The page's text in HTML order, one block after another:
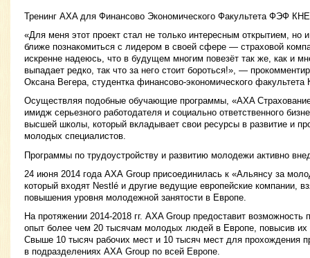
Тренинг AXA для Финансово Экономического Факультета ФЭФ
«Для меня этот проект стал не только интересным открытием, но
ближе познакомиться с лидером в своей сфере — страховой
искренне надеюсь, что в будущем многим повезёт так же, как и
выпадает редко, так что за него стоит бороться!», —
Оксана Вегера, студентка финансово-экономического факультета
Осуществляя подобные обучающие программы, «AXA
имидж серьезного работодателя и социально ответственного
высшей школы, который вкладывает свои ресурсы в развитие и
молодых специалистов.
Программы по трудоустройству и развитию молодежи активно
24 июня 2014 года АХА Group присоединилась к «Альянсу за
который входят Nestlé и другие ведущие европейские компании,
повышения уровня молодежной занятости в Европе.
На протяжении 2014-2018 гг. AXA Group предоставит
опыт более чем 20 тысячам молодых людей в Европе, повысив их
Свыше 10 тысяч рабочих мест и 10 тысяч мест для прохождения
в подразделениях АХА Group по всей Европе.